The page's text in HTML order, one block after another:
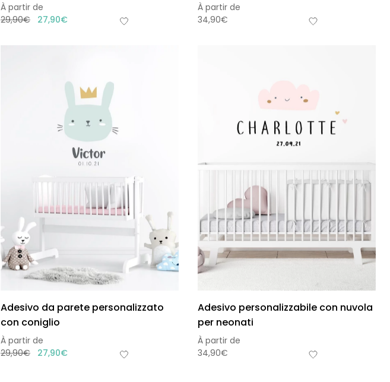
À partir de
29,90€ 27,90€
À partir de
34,90€
Adesivo da parete personalizzato
con coniglio
À partir de
29,90€ 27,90€
Adesivo personalizzabile con nuvola
per neonati
À partir de
34,90€